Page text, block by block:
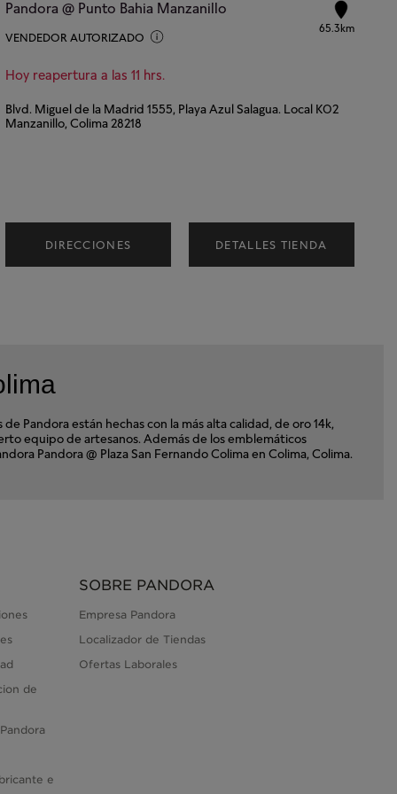
Pandora @ Punto Bahia Manzanillo
VENDEDOR AUTORIZADO
Hoy reapertura a las 11 hrs.
65.3km
Blvd. Miguel de la Madrid 1555, Playa Azul Salagua. Local K02
Manzanillo, Colima 28218
DIRECCIONES DETALLES TIENDA
Pandora están hechas con la más alta calidad, de oro 14k,
equipo de artesanos. Además de los emblemáticos
Pandora @ Plaza San Fernando Colima en Colima, Colima.
de
e
SOBRE PANDORA
Empresa Pandora
Localizador de Tiendas
Ofertas Laborales